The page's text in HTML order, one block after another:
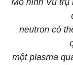
Mô hình Vũ trụ
neutron có
một plasma